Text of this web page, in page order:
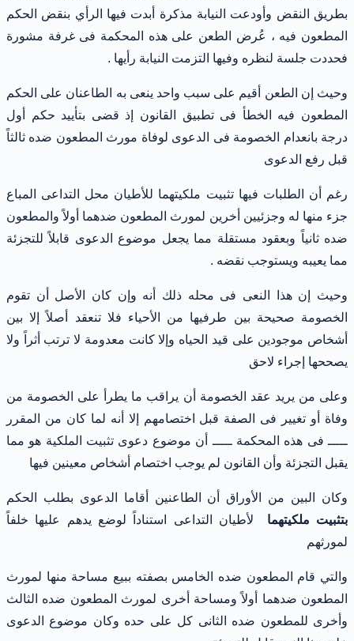
بطريق النقض وأودعت النيابة مذكرة أبدت فيها الرأي بنقض الحكم
المطعون فيه ، عُرض الطعن على هذه المحكمة فى غرفة مشورة
فحددت جلسة لنظره وفيها التزمت النيابة رأيها .
وحيث إن الطعن أقيم على سبب واحد ينعى به الطاعنان على الحكم
المطعون فيه الخطأ فى تطبيق القانون إذ قضى بتأييد حكم أول
درجة بانعدام الخصومة فى الدعوى لوفاة مورث المطعون ضده ثالثاً
قبل رفع الدعوى
رغم أن الطلبات فيها تثبيت ملكيتهما للأطيان محل التداعى المباع
جزء منها له وجزئيين أخرين لمورث المطعون ضدهما أولاً والمطعون
ضده ثانياً وبعقود مستقلة مما يجعل موضوع الدعوى قابلاً للتجزئة
مما يعيبه ويستوجب نقضه .
وحيث إن هذا النعى فى محله ذلك أنه وإن كان الأصل أن تقوم
الخصومة صحيحة بين طرفيها من الأحياء فلا تنعقد أصلاً إلا بين
أشخاص موجودين على قيد الحياه وإلا كانت معدومة لا ترتب أثراً ولا
يصححها إجراء لاحق
وعلى من يريد عقد الخصومة أن يراقب ما يطرأ على الخصومة من
وفاة أو تغيير فى الصفة قبل اختصامهم إلا أنه لما كان من المقرر
ـــــ فى هذه المحكمة ـــــ أن موضوع دعوى تثبيت الملكية هو مما
يقبل التجزئة وأن القانون لم يوجب اختصام أشخاص معينين فيها
وكان البين من الأوراق أن الطاعنين أقاما الدعوى بطلب الحكم
بتثبيت ملكيتهما لأطيان التداعى استناداً لوضع يدهم عليها خلفاً
لمورثهم
والتي قام المطعون ضده الخامس بصفته ببيع مساحة منها لمورث
المطعون ضدهما أولاً ومساحة أخرى لمورث المطعون ضده الثالث
وأخرى للمطعون ضده الثانى كل على حده وكان موضوع الدعوى